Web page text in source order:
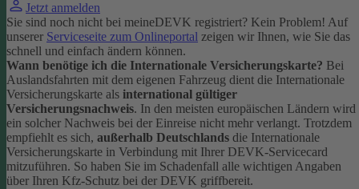
Jetzt anmelden
Sie sind noch nicht bei meineDEVK registriert? Kein Problem! Auf
unserer Serviceseite zum Onlineportal zeigen wir Ihnen, wie Sie das
schnell und einfach ändern können.
Wann benötige ich die Internationale Versicherungskarte? Bei
Auslandsfahrten mit dem eigenen Fahrzeug dient die Internationale
Versicherungskarte als international gültiger
Versicherungsnachweis. In den meisten europäischen Ländern wird
ein solcher Nachweis bei der Einreise nicht mehr verlangt. Trotzdem
empfiehlt es sich, außerhalb Deutschlands die Internationale
Versicherungskarte in Verbindung mit Ihrer DEVK-Servicecard
mitzuführen. So haben Sie im Schadenfall alle wichtigen Angaben
über Ihren Kfz-Schutz bei der DEVK griffbereit.